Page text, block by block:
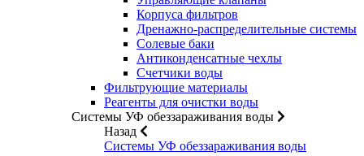
Корпуса фильтров
Дренажно-распределительные системы
Солевые баки
Антиконденсатные чехлы
Счетчики воды
Фильтрующие материалы
Реагенты для очистки воды
Системы УФ обеззараживания воды
Назад
Системы УФ обеззараживания воды